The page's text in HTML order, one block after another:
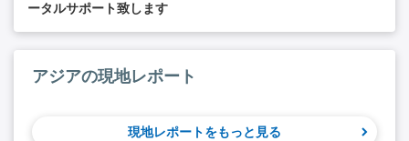
ータルサポート致します
アジアの現地レポート
現地レポートをもっと見る